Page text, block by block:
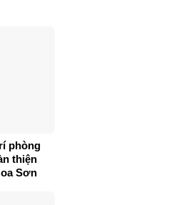
phòng
thiện
Sơn